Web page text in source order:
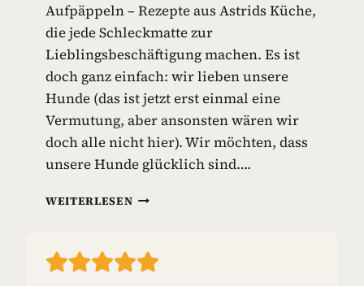
P
I
E
L
Z
E
U
G
Aufpäppeln – Rezepte aus Astrids Küche,
die jede Schleckmatte zur
Lieblingsbeschäftigung machen. Es ist
doch ganz einfach: wir lieben unsere
Hunde (das ist jetzt erst einmal eine
Vermutung, aber ansonsten wären wir
doch alle nicht hier). Wir möchten, dass
unsere Hunde glücklich sind….
WEITERLESENS
E